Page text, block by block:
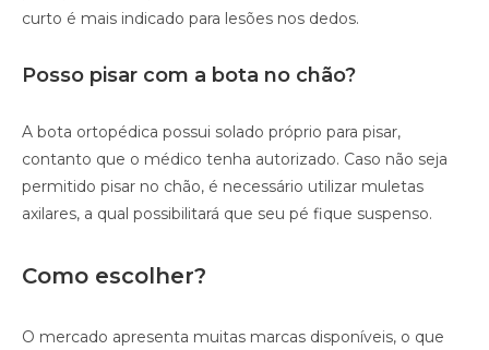
curto é mais indicado para lesões nos dedos.
Posso pisar com a bota no chão?
A bota ortopédica possui solado próprio para pisar,
contanto que o médico tenha autorizado. Caso não seja
permitido pisar no chão, é necessário utilizar muletas
axilares, a qual possibilitará que seu pé fique suspenso.
Como escolher?
O mercado apresenta muitas marcas disponíveis, o que